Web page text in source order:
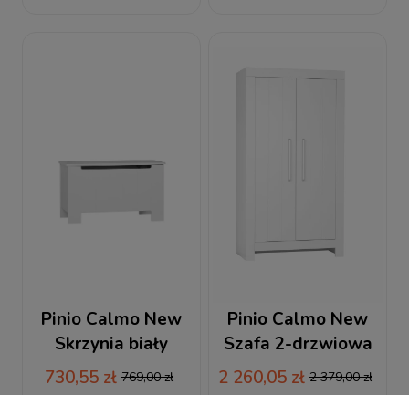
Pinio Calmo New
Skrzynia biały
730,55 zł 769,00 zł
Pinio Calmo New
Szafa 2-drzwiowa
biała
2 260,05 zł 2 379,00 zł